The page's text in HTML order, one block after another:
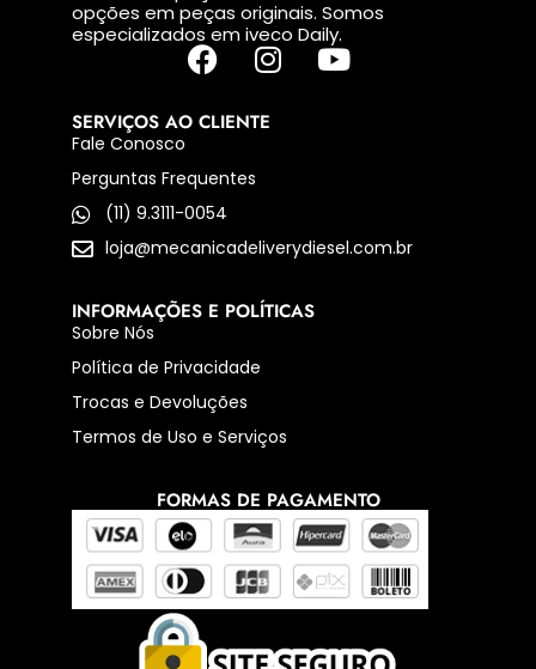
opções em peças originais. Somos
especializados em iveco Daily.
SERVIÇOS AO CLIENTE
Fale Conosco
Perguntas Frequentes
(11) 9.3111-0054
loja@mecanicadeliverydiesel.com.br
INFORMAÇÕES E POLÍTICAS
Sobre Nós
Política de Privacidade
Trocas e Devoluções
Termos de Uso e Serviços
FORMAS DE PAGAMENTO